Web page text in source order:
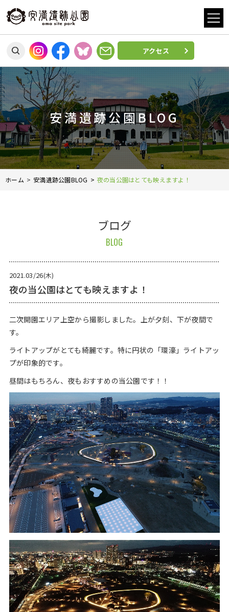
アクセス
安満遺跡公園BLOG
ホーム 安満遺跡公園BLOG 夜の当公園はとても映えますよ！
ブログ
BLOG
2021.03/26(木)
夜の当公園はとても映えますよ！
二次開園エリア上空から撮影しました。上が夕刻、下が夜間で
す。
ライトアップがとても綺麗です。特に円状の「環濠」ライトアッ
プが印象的です。
昼間はもちろん、夜もおすすめの当公園です！！